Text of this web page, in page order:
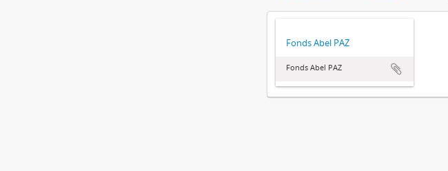
Fonds Abel PAZ
Fonds Abel PAZ